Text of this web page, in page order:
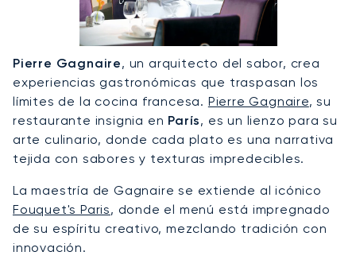
Pierre Gagnaire, un arquitecto del sabor, crea
experiencias gastronómicas que traspasan los
límites de la cocina francesa. Pierre Gagnaire, su
restaurante insignia en París, es un lienzo para su
arte culinario, donde cada plato es una narrativa
tejida con sabores y texturas impredecibles.
La maestría de Gagnaire se extiende al icónico
Fouquet's Paris, donde el menú está impregnado
de su espíritu creativo, mezclando tradición con
innovación.